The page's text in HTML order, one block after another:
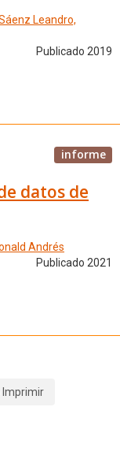
Leandro,
Publicado 2019
informe
datos de
Andrés
Publicado 2021
Imprimir